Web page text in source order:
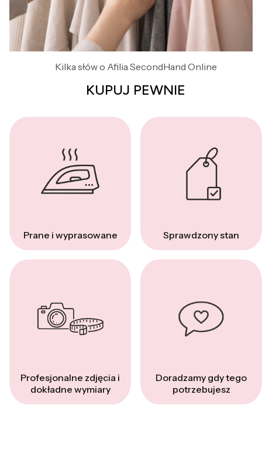
Kilka słów o Afilia SecondHand Online
KUPUJ PEWNIE
Prane i wyprasowane Sprawdzony stan
Profesjonalne zdjęcia i
dokładne wymiary
Doradzamy gdy tego
potrzebujesz